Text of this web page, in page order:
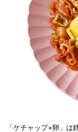
「ケチャップ×卵」は